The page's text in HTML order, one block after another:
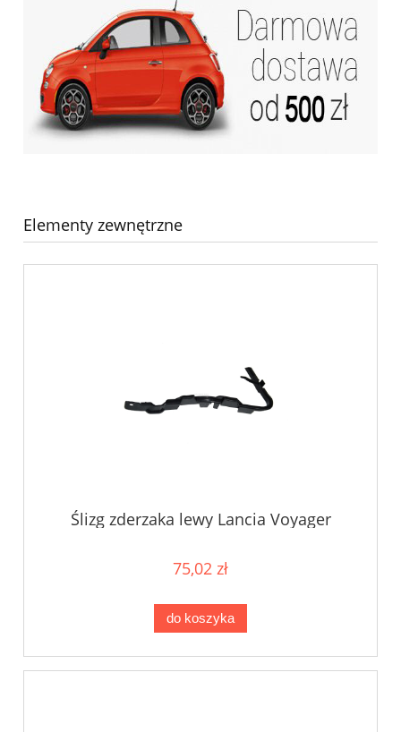
Elementy zewnętrzne
Ślizg zderzaka lewy Lancia Voyager
Chrysler Town & Country
75,02 zł
do koszyka